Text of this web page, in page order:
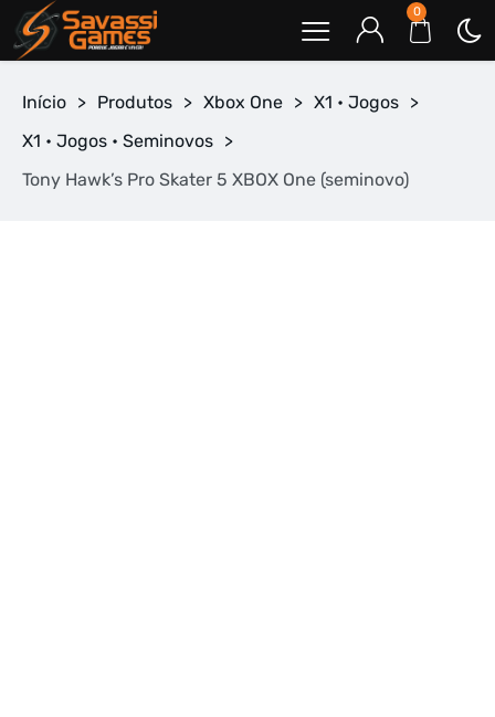
0
Início > Produtos > Xbox One > X1 • Jogos >
X1 • Jogos • Seminovos >
Tony Hawk’s Pro Skater 5 XBOX One (seminovo)